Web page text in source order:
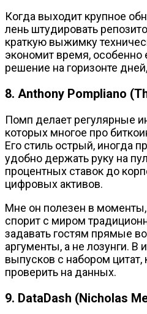
Когда выходит крупное
лень штудировать
краткую выжимку
экономит время,
решение на горизонте
8. Anthony Pompliano
Помп делает регулярные
которых многое про
Его стиль острый, иногда
удобно держать руку на
процентных ставок до
цифровых активов.
Мне он полезен в моменты,
спорит с миром
задавать гостям прямые
аргументы, а не лозунги. В
выпусков с набором цитат,
проверить на данных.
9. DataDash (Nicholas